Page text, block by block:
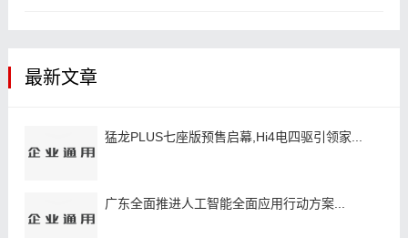
最新文章
猛龙PLUS七座版预售启幕,Hi4电四驱引领家...
广东全面推进人工智能全面应用行动方案...